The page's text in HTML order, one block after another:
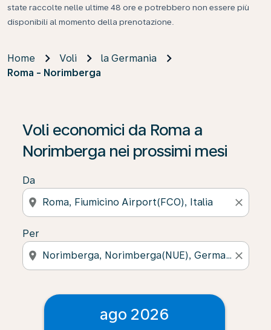
state raccolte nelle ultime 48 ore e potrebbero non essere più
disponibili al momento della prenotazione.
Home Voli
la Germania
Roma - Norimberga
Voli economici da Roma a
Norimberga nei prossimi mesi
Da
location_on close
Per
location_on close
ago 2026